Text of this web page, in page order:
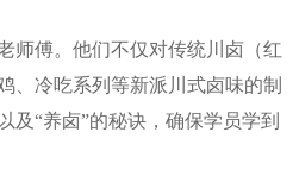
师傅。他们不仅对传统川卤（红
、冷吃系列等新派川式卤味的制
“养卤”的秘诀，确保学员学到